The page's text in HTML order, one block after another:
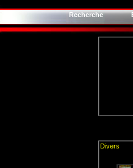
Recherche
Divers